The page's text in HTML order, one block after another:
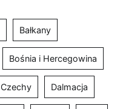
Bałkany
Bośnia i Hercegowina
Czechy Dalmacja